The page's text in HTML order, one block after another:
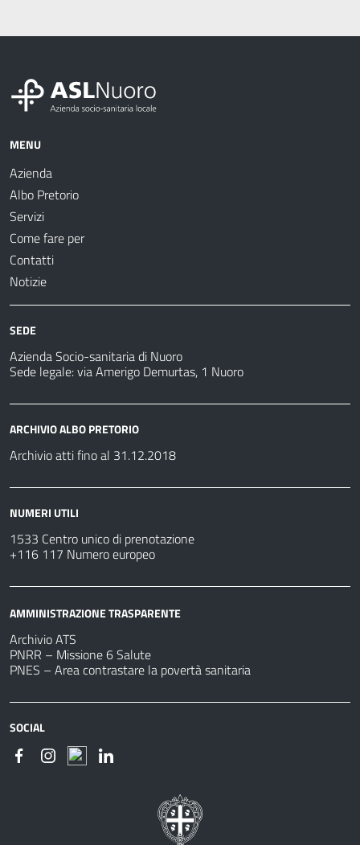
MENU
Azienda
Albo Pretorio
Servizi
Come fare per
Contatti
Notizie
SEDE
Azienda Socio-sanitaria di Nuoro
Sede legale: via Amerigo Demurtas, 1 Nuoro
ARCHIVIO ALBO PRETORIO
Archivio atti fino al 31.12.2018
NUMERI UTILI
1533 Centro unico di prenotazione
+116 117 Numero europeo
AMMINISTRAZIONE TRASPARENTE
Archivio ATS
PNRR – Missione 6 Salute
PNES – Area contrastare la povertà sanitaria
SOCIAL